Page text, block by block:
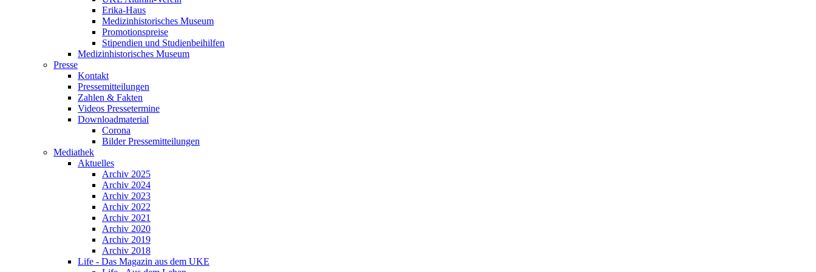
Erika-Haus
Medizinhistorisches Museum
Promotionspreise
Stipendien und Studienbeihilfen
Medizinhistorisches Museum
Presse
Kontakt
Pressemitteilungen
Zahlen & Fakten
Videos Pressetermine
Downloadmaterial
Corona
Bilder Pressemitteilungen
Mediathek
Aktuelles
Archiv 2025
Archiv 2024
Archiv 2023
Archiv 2022
Archiv 2021
Archiv 2020
Archiv 2019
Archiv 2018
Life - Das Magazin aus dem UKE